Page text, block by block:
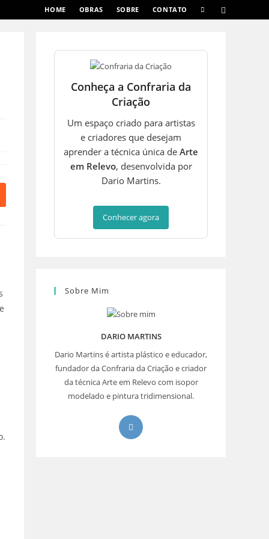
HOME OBRAS SOBRE CONTATO
ALTERNAR
DO
Conheça a Confraria da
Criação
Um espaço criado para artistas
e criadores que desejam
aprender a técnica única de Arte
em Relevo, desenvolvida por
Dario Martins.
Conhecer agora
Sobre Mim
DARIO MARTINS
Dario Martins é artista plástico e educador,
fundador da Confraria da Criação e criador
da técnica Arte em Relevo com isopor
modelado e pintura tridimensional.
Abre